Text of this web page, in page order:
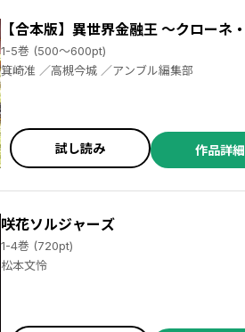
【合本版】異世界金融王 ～クロー
1-5巻 (500～600pt)
箕崎准 ／高槻今城 ／アンブル編集部
試し読み 作品詳細
咲花ソルジャーズ
1-4巻 (720pt)
松本文怜